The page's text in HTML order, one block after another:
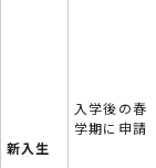
新入生
入学後の春
学期に申請